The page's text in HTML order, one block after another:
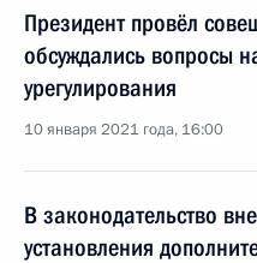
Президент провёл
обсуждались вопросы
урегулирования
10 января 2021 года, 16:00
В законодательство
установления